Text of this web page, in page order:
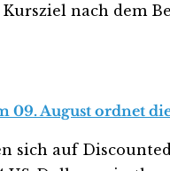
nach dem
09. August ordnet
sich auf